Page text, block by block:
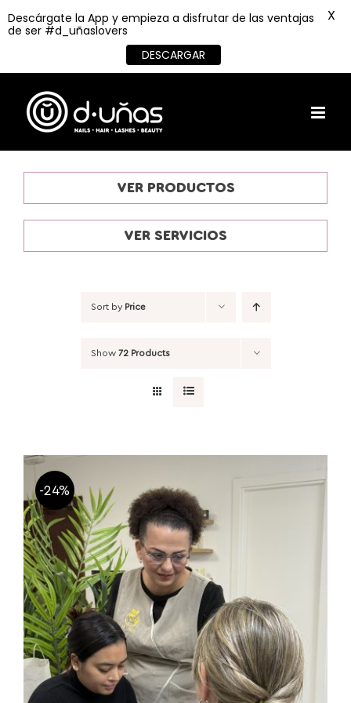
content
VER PRODUCTOS
VER SERVICIOS
Sort by Price
Show 72 Products
-24%
Descárgate la App y empieza a disfrutar de las ventajas
de ser #d_uñaslovers
DESCARGAR
X